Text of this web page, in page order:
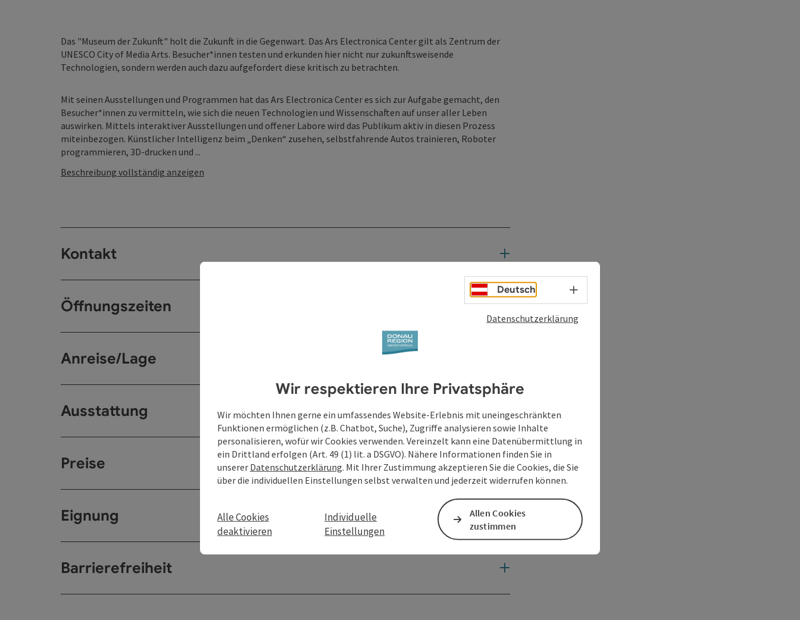
Das "Museum der Zukunft" holt die Zukunft in die Gegenwart. Das Ars Electronica Center gilt als Zentrum der
UNESCO City of Media Arts. Besucher*innen testen und erkunden hier nicht nur zukunftsweisende
Technologien, sondern werden auch dazu aufgefordert diese kritisch zu betrachten.
Mit seinen Ausstellungen und Programmen hat das Ars Electronica Center es sich zur Aufgabe gemacht, den
Besucher*innen zu vermitteln, wie sich die neuen Technologien und Wissenschaften auf unser aller Leben
auswirken. Mittels interaktiver Ausstellungen und offener Labore wird das Publikum aktiv in diesen Prozess
miteinbezogen. Künstlicher Intelligenz beim „Denken“ zusehen, selbstfahrende Autos trainieren, Roboter
programmieren, 3D-drucken und ...
Beschreibung vollständig anzeigen
Kontakt
Öffnungszeiten
Anreise/Lage
Ausstattung
Preise
Eignung
Barrierefreiheit
Deutsch Sprachwahl - Menü öffnen
Datenschutzerklärung
Wir respektieren Ihre Privatsphäre
Wir möchten Ihnen gerne ein umfassendes Website-Erlebnis mit uneingeschränkten
Funktionen ermöglichen (z.B. Chatbot, Suche), Zugriffe analysieren sowie Inhalte
personalisieren, wofür wir Cookies verwenden. Vereinzelt kann eine Datenübermittlung in
ein Drittland erfolgen (Art. 49 (1) lit. a DSGVO). Nähere Informationen finden Sie in
unserer Datenschutzerklärung. Mit Ihrer Zustimmung akzeptieren Sie die Cookies, die Sie
über die individuellen Einstellungen selbst verwalten und jederzeit widerrufen können.
Alle Cookies
deaktivieren
Individuelle
Einstellungen
Allen Cookies
zustimmen